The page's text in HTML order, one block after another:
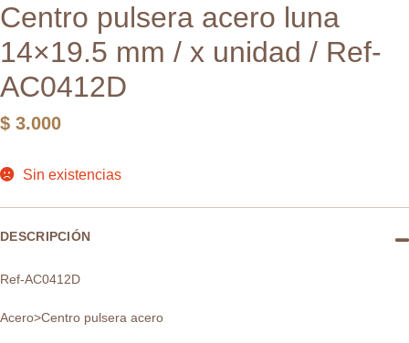
Centro pulsera acero luna
14×19.5 mm / x unidad / Ref-
AC0412D
$ 3.000
Sin existencias
DESCRIPCIÓN
Ref-AC0412D
Acero>Centro pulsera acero